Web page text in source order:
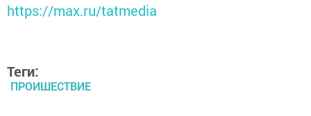
https://max.ru/tatmedia
Теги:
ПРОИШЕСТВИЕ